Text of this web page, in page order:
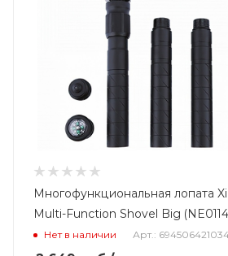
Многофункциональная лопата
Multi-Function Shovel Big
Нет в наличии Арт.: